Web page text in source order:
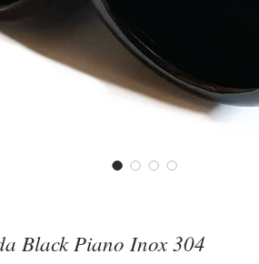
Black Piano Inox 304